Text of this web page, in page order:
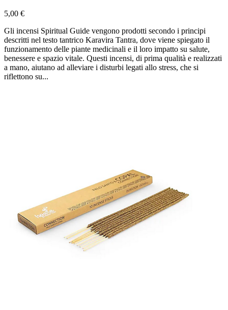
5,00 €
Gli incensi Spiritual Guide vengono prodotti secondo i principi
descritti nel testo tantrico Karavira Tantra, dove viene spiegato il
funzionamento delle piante medicinali e il loro impatto su salute,
benessere e spazio vitale. Questi incensi, di prima qualità e realizzati
a mano, aiutano ad alleviare i disturbi legati allo stress, che si
riflettono su...